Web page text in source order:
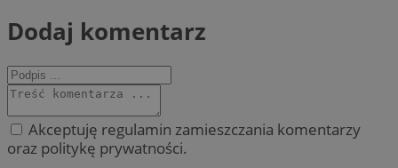
Dodaj komentarz
Akceptuję regulamin zamieszczania komentarzy
oraz politykę prywatności.